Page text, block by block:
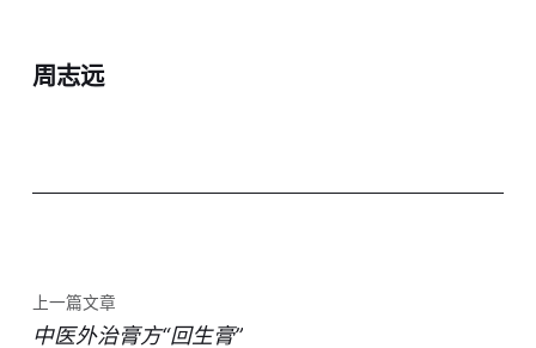
周志远
上一篇文章
中医外治膏方“回生膏”